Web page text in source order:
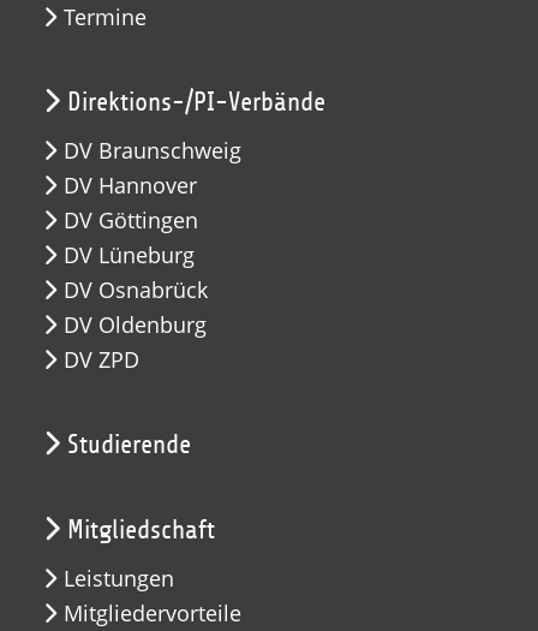
Termine
Direktions-/PI-Verbände
DV Braunschweig
DV Hannover
DV Göttingen
DV Lüneburg
DV Osnabrück
DV Oldenburg
DV ZPD
Studierende
Mitgliedschaft
Leistungen
Mitgliedervorteile